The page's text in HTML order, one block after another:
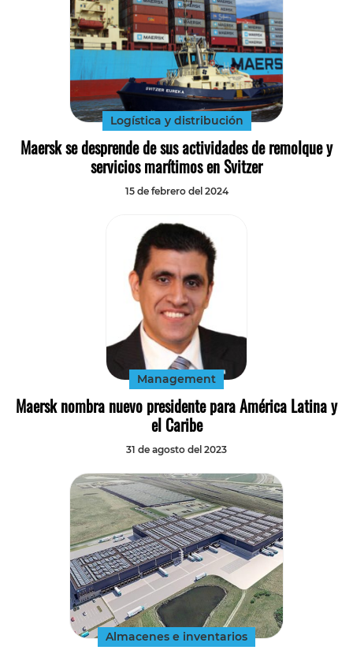
Logística y distribución
Maersk se desprende de sus actividades de remolque y
servicios marítimos en Svitzer
15 de febrero del 2024
Management
Maersk nombra nuevo presidente para América Latina y
el Caribe
31 de agosto del 2023
Almacenes e inventarios